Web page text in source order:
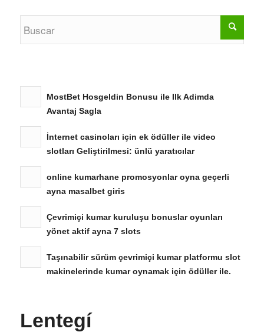
MostBet Hosgeldin Bonusu ile Ilk Adimda
Avantaj Sagla
İnternet casinoları için ek ödüller ile video
slotları Geliştirilmesi: ünlü yaratıcılar
online kumarhane promosyonlar oyna geçerli
ayna masalbet giris
Çevrimiçi kumar kuruluşu bonuslar oyunları
yönet aktif ayna 7 slots
Taşınabilir sürüm çevrimiçi kumar platformu slot
makinelerinde kumar oynamak için ödüller ile.
Lentegí